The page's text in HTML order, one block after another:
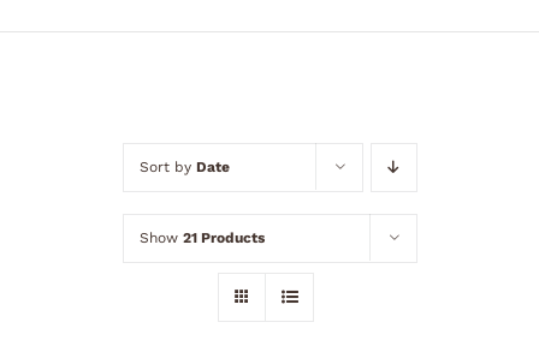
Sort by Date
Show 21 Products